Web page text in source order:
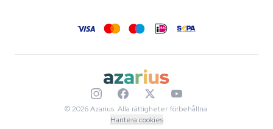
© 2026 Azarius. Alla rättigheter förbehållna.
Hantera cookies